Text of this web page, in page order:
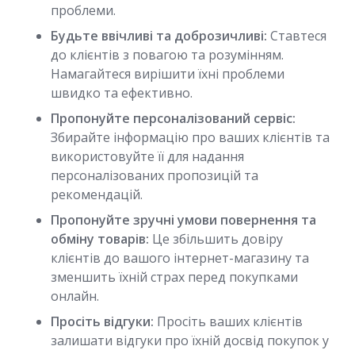
проблеми.
Будьте ввічливі та доброзичливі: Ставтеся
до клієнтів з повагою та розумінням.
Намагайтеся вирішити їхні проблеми
швидко та ефективно.
Пропонуйте персоналізований сервіс:
Збирайте інформацію про ваших клієнтів та
використовуйте її для надання
персоналізованих пропозицій та
рекомендацій.
Пропонуйте зручні умови повернення та
обміну товарів: Це збільшить довіру
клієнтів до вашого інтернет-магазину та
зменшить їхній страх перед покупками
онлайн.
Просіть відгуки: Просіть ваших клієнтів
залишати відгуки про їхній досвід покупок у